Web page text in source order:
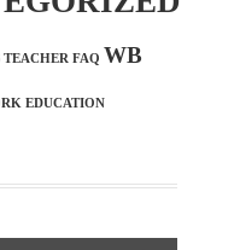
TEACHER FAQ WB
EDUCATION